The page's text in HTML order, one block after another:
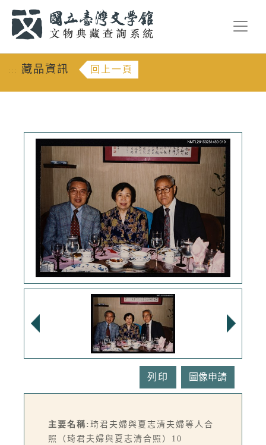
::: 藏品資訊 回上一頁
列印
主要名稱: 琦君夫婦與夏志清夫婦等人合
照（琦君夫婦與夏志清合照）10